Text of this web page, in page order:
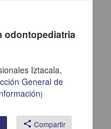
odontopediatria
Iztacala,
General de
)
share Compartir